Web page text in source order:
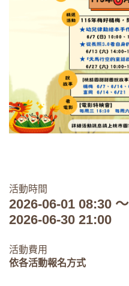
活動時間
2026-06-01 08:30 ～
2026-06-30 21:00
活動費用
依各活動報名方式